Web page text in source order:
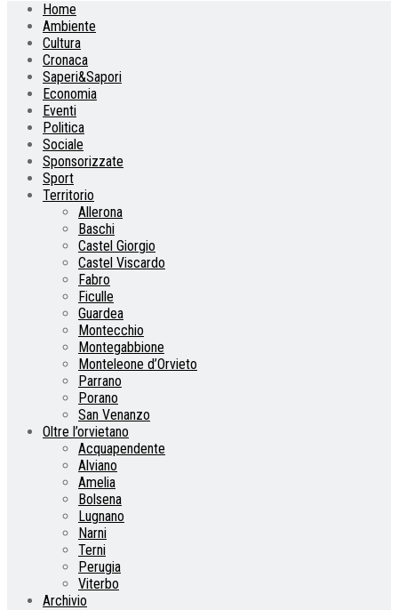
Home
Ambiente
Cultura
Cronaca
Saperi&Sapori
Economia
Eventi
Politica
Sociale
Sponsorizzate
Sport
Territorio
Allerona
Baschi
Castel Giorgio
Castel Viscardo
Fabro
Ficulle
Guardea
Montecchio
Montegabbione
Monteleone d’Orvieto
Parrano
Porano
San Venanzo
Oltre l’orvietano
Acquapendente
Alviano
Amelia
Bolsena
Lugnano
Narni
Terni
Perugia
Viterbo
Archivio